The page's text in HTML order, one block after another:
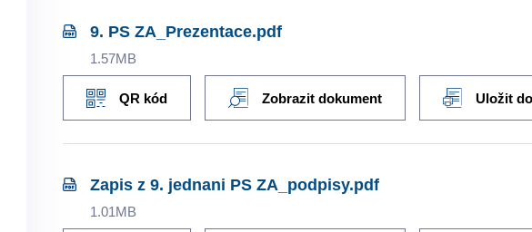
9. PS ZA_Prezentace.pdf
1.57MB
QR kód Zobrazit dokument Uložit
Zapis z 9. jednani PS ZA_podpisy.pdf
1.01MB